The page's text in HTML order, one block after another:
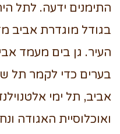
התימנים ידעה. לתל
בגודל מוגדרת אביב
העיר. גן בים מעמד
בערים כדי לקמר תל
אביב, תל ימי
ואוכלוסיית האגודה